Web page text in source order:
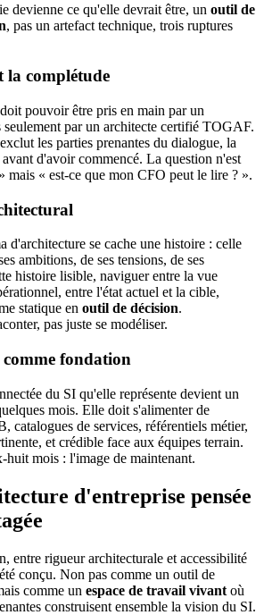
devienne ce qu'elle devrait être, un outil de
, pas un artefact technique, trois ruptures
complétude
pouvoir être pris en main par un
seulement par un architecte certifié TOGAF.
les parties prenantes du dialogue, la
d'avoir commencé. La question n'est
mais « est-ce que mon CFO peut le lire ? ».
d'architecture se cache une histoire : celle
ambitions, de ses tensions, de ses
histoire lisible, naviguer entre la vue
entre l'état actuel et la cible,
statique en outil de décision.
pas juste se modéliser.
fondation
du SI qu'elle représente devient un
mois. Elle doit s'alimenter de
catalogues de services, référentiels métier,
et crédible face aux équipes terrain.
mois : l'image de maintenant.
d'entreprise pensée
entre rigueur architecturale et accessibilité
conçu. Non pas comme un outil de
comme un espace de travail vivant où
construisent ensemble la vision du SI.